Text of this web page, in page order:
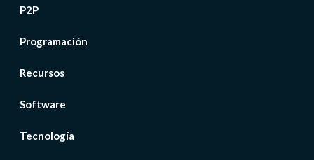
P2P
Programación
Recursos
Software
Tecnología